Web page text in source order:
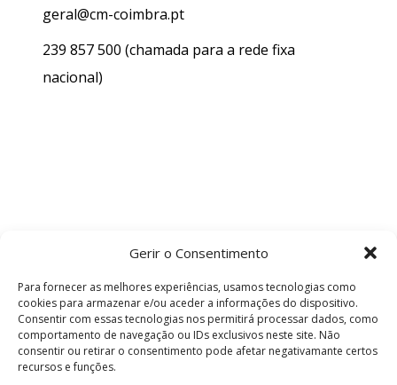
Gerir o Consentimento
Para fornecer as melhores experiências, usamos tecnologias como
cookies para armazenar e/ou aceder a informações do dispositivo.
Consentir com essas tecnologias nos permitirá processar dados, como
comportamento de navegação ou IDs exclusivos neste site. Não
consentir ou retirar o consentimento pode afetar negativamante certos
recursos e funções.
geral@cm-coimbra.pt
239 857 500 (chamada para a rede fixa
nacional)